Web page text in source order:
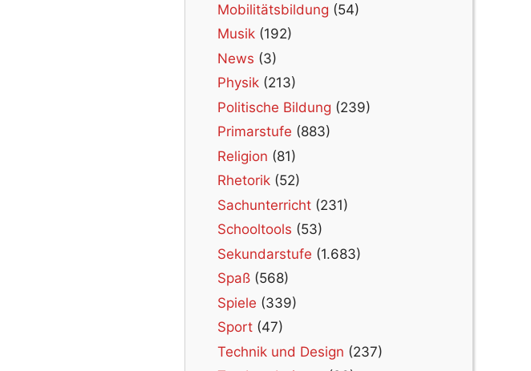
Mobilitätsbildung (54)
Musik (192)
News (3)
Physik (213)
Politische Bildung (239)
Primarstufe (883)
Religion (81)
Rhetorik (52)
Sachunterricht (231)
Schooltools (53)
Sekundarstufe (1.683)
Spaß (568)
Spiele (339)
Sport (47)
Technik und Design (237)